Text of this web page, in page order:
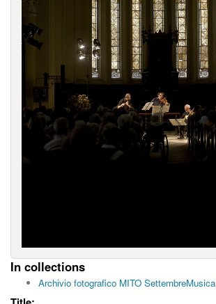
In collections
Archivio fotografico MITO SettembreMusica